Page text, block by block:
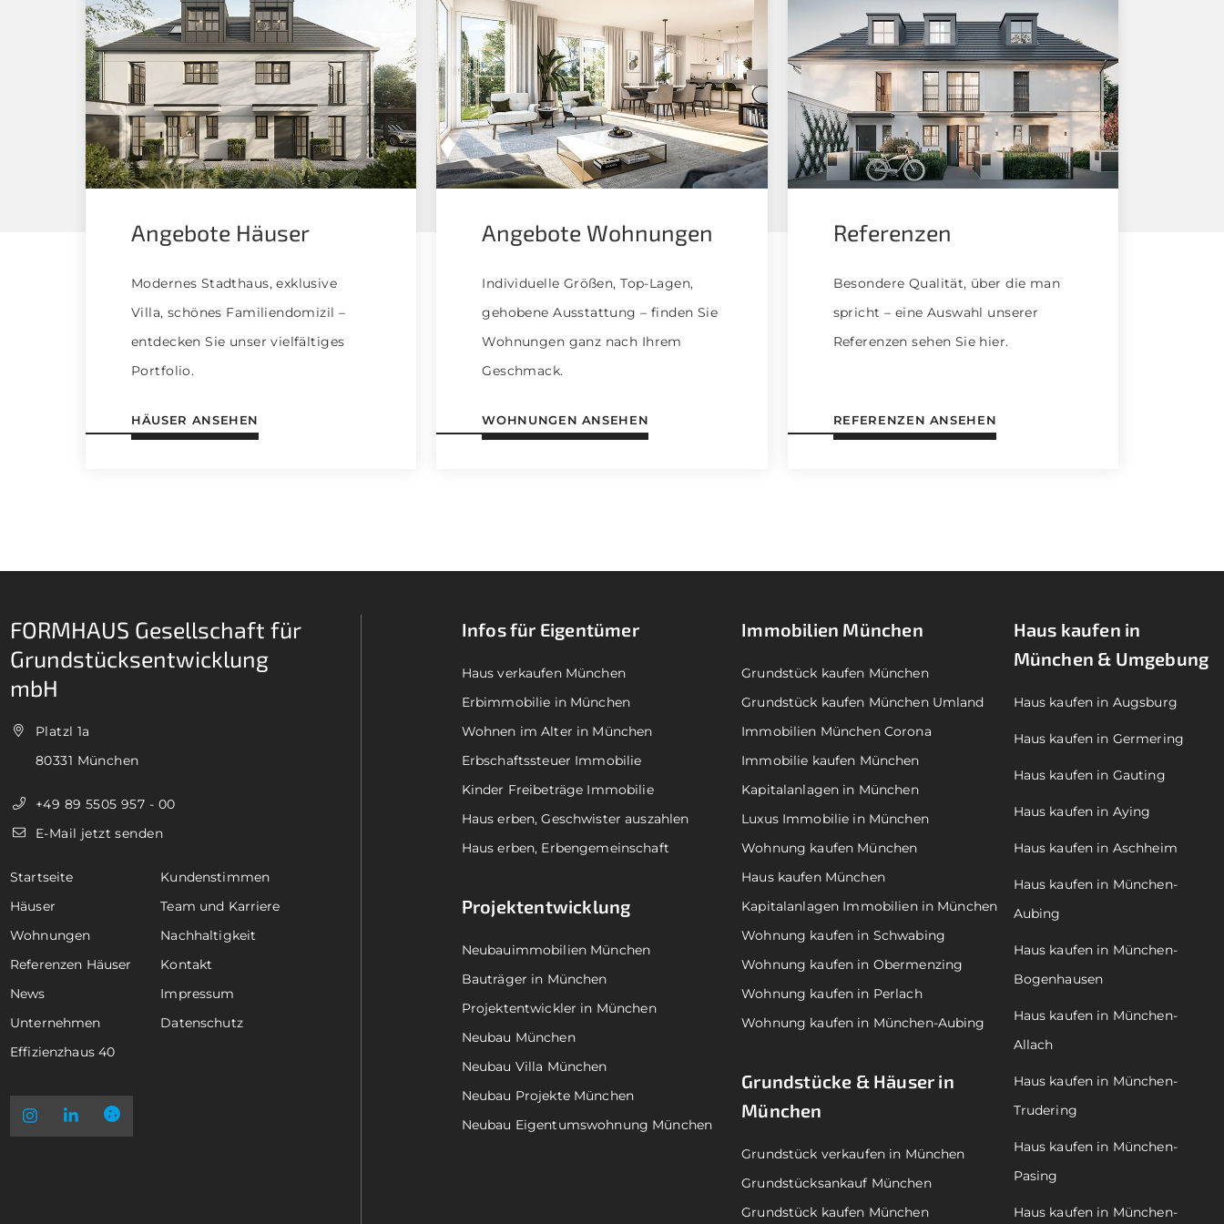
Angebote Häuser
Modernes Stadthaus, exklusive
Villa, schönes Familiendomizil –
entdecken Sie unser vielfältiges
Portfolio.
HÄUSER ANSEHEN
Angebote Wohnungen
Individuelle Größen, Top-Lagen,
gehobene Ausstattung – finden Sie
Wohnungen ganz nach Ihrem
Geschmack.
WOHNUNGEN ANSEHEN
Referenzen
Besondere Qualität, über die man
spricht – eine Auswahl unserer
Referenzen sehen Sie hier.
REFERENZEN ANSEHEN
FORMHAUS Gesellschaft für
Grundstücksentwicklung
mbH
Platzl 1a
80331 München
+49 89 5505 957 - 00
E-Mail jetzt senden
Startseite
Kundenstimmen
Häuser
Team und Karriere
Wohnungen
Nachhaltigkeit
Referenzen Häuser
Kontakt
News
Impressum
Unternehmen
Datenschutz
Effizienzhaus 40
Infos für Eigentümer
Haus verkaufen München
Erbimmobilie in München
Wohnen im Alter in München
Erbschaftssteuer Immobilie
Kinder Freibeträge Immobilie
Haus erben, Geschwister auszahlen
Haus erben, Erbengemeinschaft
Projektentwicklung
Neubauimmobilien München
Bauträger in München
Projektentwickler in München
Neubau München
Neubau Villa München
Neubau Projekte München
Neubau Eigentumswohnung München
Immobilien München
Grundstück kaufen München
Grundstück kaufen München Umland
Immobilien München Corona
Immobilie kaufen München
Kapitalanlagen in München
Luxus Immobilie in München
Wohnung kaufen München
Haus kaufen München
Kapitalanlagen Immobilien in München
Wohnung kaufen in Schwabing
Wohnung kaufen in Obermenzing
Wohnung kaufen in Perlach
Wohnung kaufen in München-Aubing
Grundstücke & Häuser in
München
Grundstück verkaufen in München
Grundstücksankauf München
Grundstück kaufen München
Haus kaufen in
München & Umgebung
Haus kaufen in Augsburg
Haus kaufen in Germering
Haus kaufen in Gauting
Haus kaufen in Aying
Haus kaufen in Aschheim
Haus kaufen in München-
Aubing
Haus kaufen in München-
Bogenhausen
Haus kaufen in München-
Allach
Haus kaufen in München-
Trudering
Haus kaufen in München-
Pasing
Haus kaufen in München-